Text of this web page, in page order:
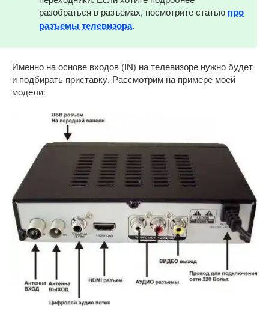
разобраться в разъемах, посмотрите статьюпро
разъемы телевизора.
Именно на основе входов (IN) на телевизоре нужно будет
и подбирать приставку. Рассмотрим на примере моей
модели: